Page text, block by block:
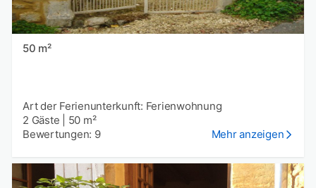
50 m²
Art der Ferienunterkunft: Ferienwohnung
2 Gäste
50 m²
Bewertungen: 9
Mehr anzeigen